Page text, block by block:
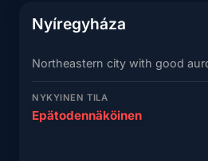
Nyíregyháza
Northeastern city with good
NYKYINEN TILA
Epätodennäköinen